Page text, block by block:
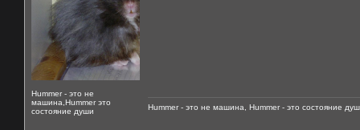
Hummer - это не
машина,Hummer это
состояние души
Hummer - это не машина, Hummer - это состояние